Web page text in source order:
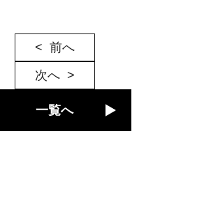
前へ
次へ
一覧へ